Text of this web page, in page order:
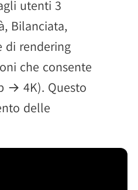
utenti 3
Bilanciata,
di rendering
che consente
→ 4K). Questo
delle